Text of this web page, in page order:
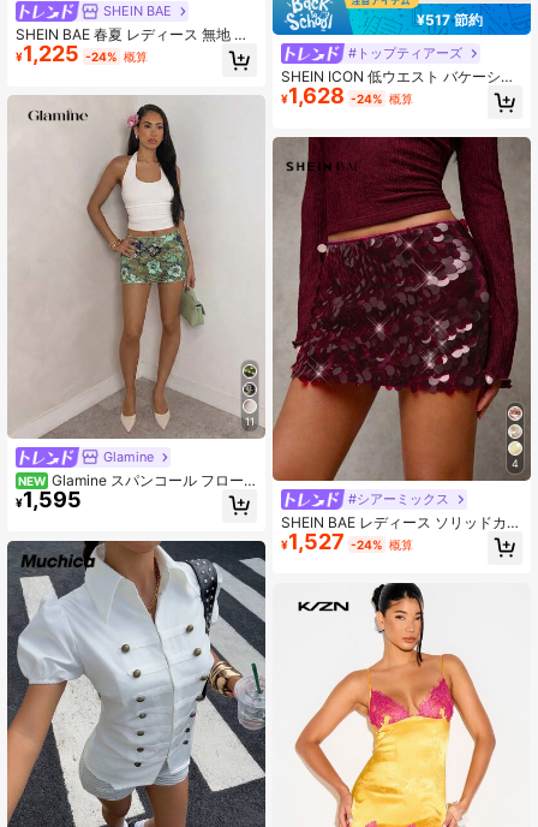
SHEIN BAE
SHEIN BAE 春夏 レディース 無地 ス
パンコール ショートスカート パーテ
ィー用/スパンコールミニスカート/レ
クシー、コンサート
¥1,225 -24% 概算
11
Glamine
NEW Glamine スパンコール フロー
ラル セクシー ミニスカート
¥1,595
¥517 節約
#トップティアーズ
SHEIN ICON 低ウエスト バケーショ
ンスタイル カジュアル セクシー ホ
ワイトレースフリルヘム ミニスカー
¥1,628 -24% 概算
4
#シアーミックス
SHEIN BAE レディース ソリッドカラ
ー スパンコール パッチワーク ボデ
ィコン ミニスカート
¥1,527 -24% 概算